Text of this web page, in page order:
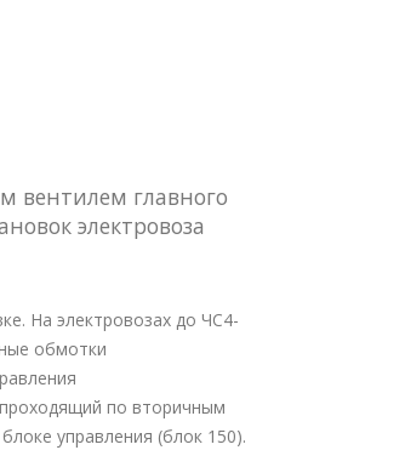
вентилем главного
электровоза
На электровозах до ЧС4-
обмотки
по вторичным
управления (блок 150).